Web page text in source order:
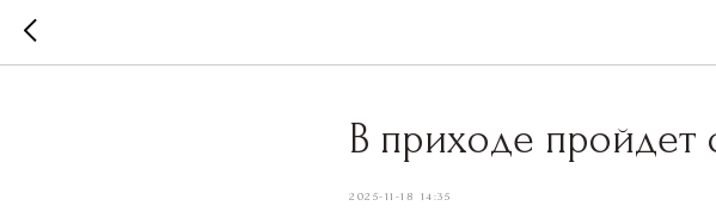
В приходе
2025-11-18 14:35